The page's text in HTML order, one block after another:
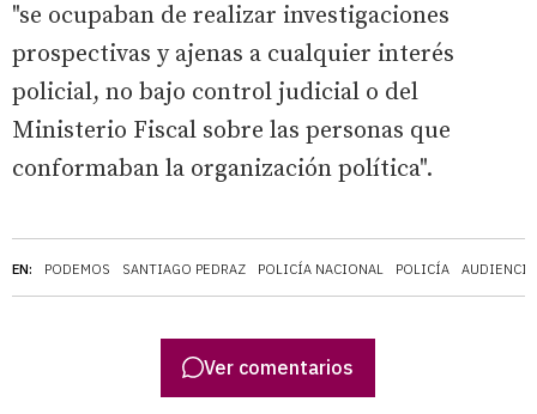
EN: PODEMOS SANTIAGO PEDRAZ POLICÍA NACIONAL POLICÍA
"se ocupaban de realizar investigaciones
prospectivas y ajenas a cualquier interés
policial, no bajo control judicial o del
Ministerio Fiscal sobre las personas que
conformaban la organización política".
Ver comentarios